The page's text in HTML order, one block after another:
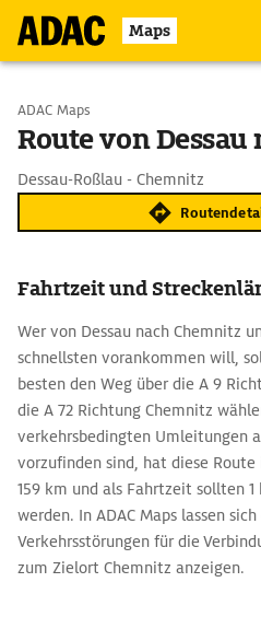
Maps
Start wählen
ADAC Maps
Route von
Dessau-Roßlau - Chemnitz
Fahrtzeit und
Wer von Dessau nach Chemnitz
schnellsten vorankommen will,
besten den Weg über die A 9
die A 72 Richtung Chemnitz
verkehrsbedingten Umleitungen
vorzufinden sind, hat diese
159 km und als Fahrtzeit sollten
werden. In ADAC Maps lassen
Verkehrsstörungen für die
zum Zielort Chemnitz anzeigen.